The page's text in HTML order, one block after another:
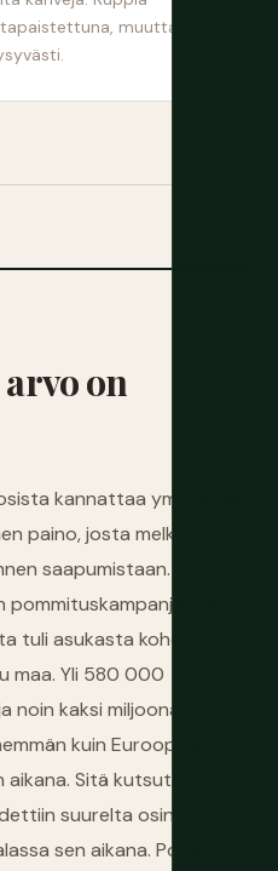
muuttaa
arvoon
kannattaa ymmärtää,
paino, josta melkein
saapumistaan.
niin
tuli asukasta kohden
maa. Yli 580 000
kaksi miljoonaa tonnia
kuin Eurooppaan
Sitä kutsuttiin
suurelta osin
sen aikana. Pommit